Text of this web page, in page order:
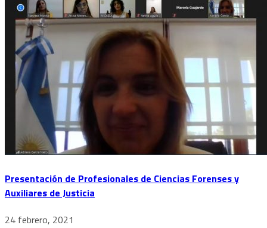
Presentación de Profesionales de Ciencias Forenses y
Auxiliares de Justicia
24 febrero, 2021